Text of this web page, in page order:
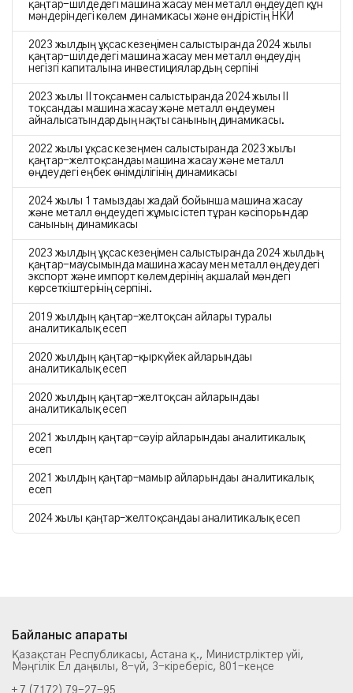
қаңтар-шілдедегі машина жасау мен металл өңдеудегі құн
мәндеріндегі көлем динамикасы және өндірістің НКИ
2023 жылдың ұқсас кезеңімен салыстырғанда 2024 жылғы
қаңтар-шілдедегі машина жасау мен металл өңдеудің
негізгі капиталына инвестициялардың серпіні
2023 жылғы II тоқсанмен салыстырғанда 2024 жылғы II
тоқсандағы машина жасау және металл өңдеумен
айналысатындардың нақты санының динамикасы.
2022 жылғы ұқсас кезеңмен салыстырғанда 2023 жылғы
қаңтар-желтоқсандағы машина жасау және металл
өңдеудегі еңбек өнімділігінің динамикасы
2024 жылғы 1 тамыздағы жағдай бойынша машина жасау
және металл өңдеудегі жұмыс істеп тұрған кәсіпорындар
санының динамикасы
2023 жылдың ұқсас кезеңімен салыстырғанда 2024 жылдың
қаңтар-маусымында машина жасау мен металл өңдеудегі
экспорт және импорт көлемдерінің ақшалай мәндегі
көрсеткіштерінің серпіні.
2019 жылдың қаңтар–желтоқсан айлары туралы
аналитикалық есеп
2020 жылдың қаңтар–қыркүйек айларындағы
аналитикалық есеп
2020 жылдың қаңтар–желтоқсан айларындағы
аналитикалық есеп
2021 жылдың қаңтар–сәуір айларындағы аналитикалық
есеп
2021 жылдың қаңтар–мамыр айларындағы аналитикалық
есеп
2024 жылғы қаңтар–желтоқсандағы аналитикалық есеп
Байланыс ақпараты
Қазақстан Республикасы, Астана қ., Министрліктер үйі,
Мәңгілік Ел даңғылы, 8-үй, 3-кіреберіс, 801-кеңсе
+ 7 (7172) 79-27-95